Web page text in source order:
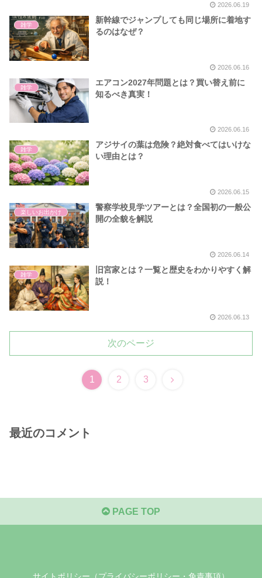
2026.06.19
雑学
新幹線でジャンプしても同じ場所に着地す
るのはなぜ？
2026.06.16
雑学
エアコン2027年問題とは？買い替え前に
知るべき真実！
2026.06.16
雑学
アジサイの葉は危険？絶対食べてはいけな
い理由とは？
2026.06.15
楽しいお出かけ
警察学校見学ツアーとは？全国初の一般公
開の全貌を解説
2026.06.14
雑学
旧宮家とは？一覧と歴史をわかりやすく解
説！
2026.06.13
次のページ
1 2 3
最近のコメント
PAGE TOP